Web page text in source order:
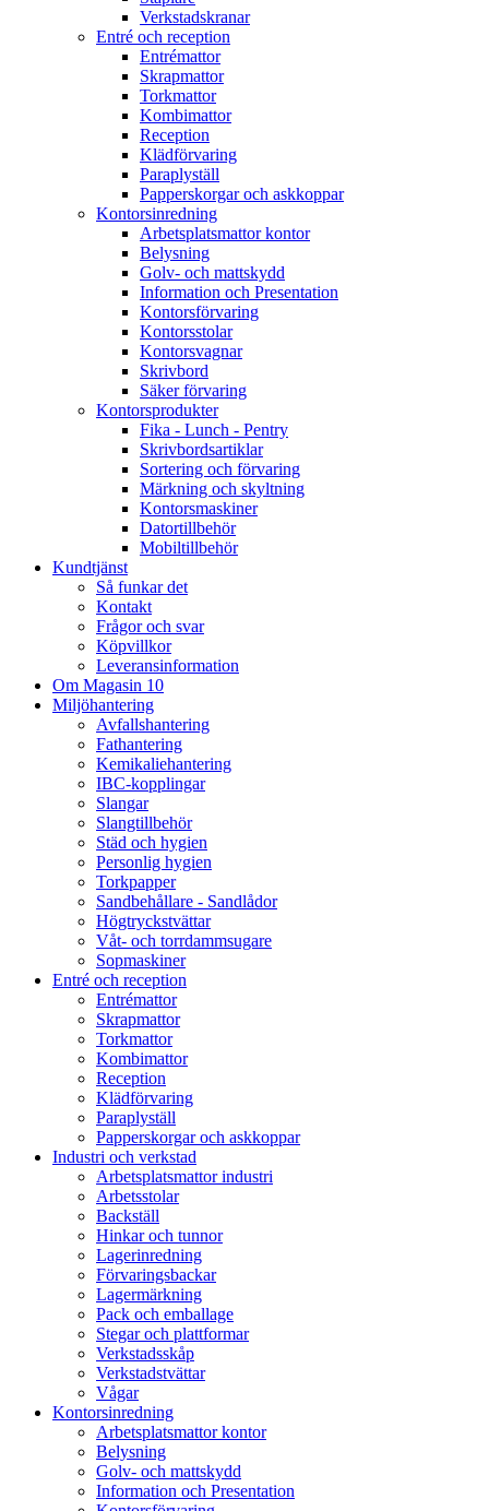
Verkstadskranar
Entré och reception
Entrémattor
Skrapmattor
Torkmattor
Kombimattor
Reception
Klädförvaring
Paraplyställ
Papperskorgar och askkoppar
Kontorsinredning
Arbetsplatsmattor kontor
Belysning
Golv- och mattskydd
Information och Presentation
Kontorsförvaring
Kontorsstolar
Kontorsvagnar
Skrivbord
Säker förvaring
Kontorsprodukter
Fika - Lunch - Pentry
Skrivbordsartiklar
Sortering och förvaring
Märkning och skyltning
Kontorsmaskiner
Datortillbehör
Mobiltillbehör
Kundtjänst
Så funkar det
Kontakt
Frågor och svar
Köpvillkor
Leveransinformation
Om Magasin 10
Miljöhantering
Avfallshantering
Fathantering
Kemikaliehantering
IBC-kopplingar
Slangar
Slangtillbehör
Städ och hygien
Personlig hygien
Torkpapper
Sandbehållare - Sandlådor
Högtryckstvättar
Våt- och torrdammsugare
Sopmaskiner
Entré och reception
Entrémattor
Skrapmattor
Torkmattor
Kombimattor
Reception
Klädförvaring
Paraplyställ
Papperskorgar och askkoppar
Industri och verkstad
Arbetsplatsmattor industri
Arbetsstolar
Backställ
Hinkar och tunnor
Lagerinredning
Förvaringsbackar
Lagermärkning
Pack och emballage
Stegar och plattformar
Verkstadsskåp
Verkstadstvättar
Vågar
Kontorsinredning
Arbetsplatsmattor kontor
Belysning
Golv- och mattskydd
Information och Presentation